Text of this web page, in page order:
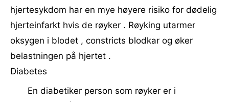
hjertesykdom har en mye høyere risiko for dødelig
hjerteinfarkt hvis de røyker . Røyking utarmer
oksygen i blodet , constricts blodkar og øker
belastningen på hjertet .
Diabetes
En diabetiker person som røyker er i